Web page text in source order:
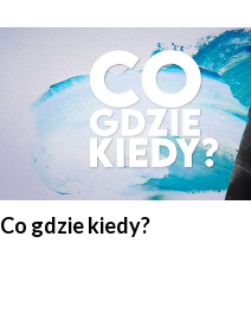
Co gdzie kiedy?